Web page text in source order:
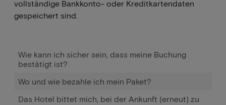
Wie kann ich sicher sein, dass meine Buchung
bestätigt ist?
Wo und wie bezahle ich mein Paket?
Das Hotel bittet mich, bei der Ankunft (erneut) zu
vollständige Bankkonto- oder Kreditkartendaten
gespeichert sind.